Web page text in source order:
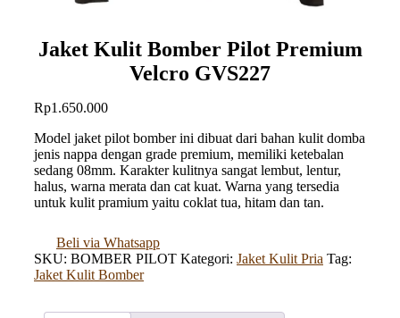
Jaket Kulit Bomber Pilot Premium
Velcro GVS227
Rp1.650.000
Model jaket pilot bomber ini dibuat dari bahan kulit domba
jenis nappa dengan grade premium, memiliki ketebalan
sedang 08mm. Karakter kulitnya sangat lembut, lentur,
halus, warna merata dan cat kuat. Warna yang tersedia
untuk kulit pramium yaitu coklat tua, hitam dan tan.
Beli via Whatsapp
SKU: BOMBER PILOT Kategori: Jaket Kulit Pria Tag:
Jaket Kulit Bomber